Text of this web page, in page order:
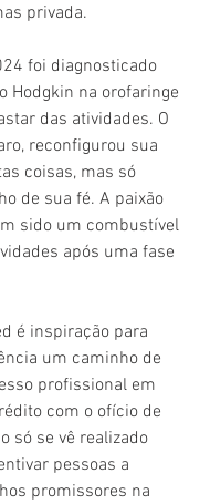
privada.
foi diagnosticado
Hodgkin na orofaringe
das atividades. O
reconfigurou sua
coisas, mas só
de sua fé. A paixão
sido um combustível
após uma fase
é inspiração para
um caminho de
profissional em
com o ofício de
só se vê realizado
pessoas a
promissores na